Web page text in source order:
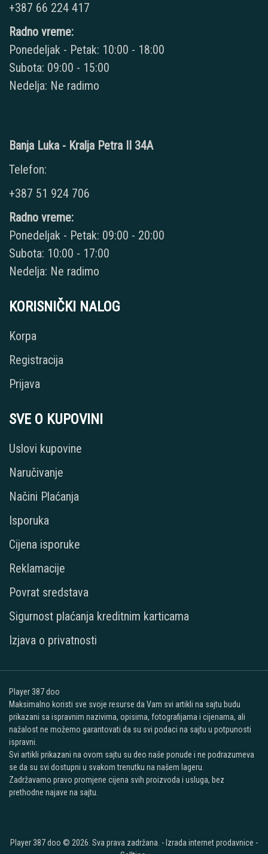
+387 66 224 417
Radno vreme:
Ponedeljak - Petak: 10:00 - 18:00
Subota: 09:00 - 15:00
Nedelja: Ne radimo
Banja Luka - Kralja Petra II 34A
Telefon:
+387 51 924 706
Radno vreme:
Ponedeljak - Petak: 09:00 - 20:00
Subota: 10:00 - 17:00
Nedelja: Ne radimo
KORISNIČKI NALOG
Korpa
Registracija
Prijava
SVE O KUPOVINI
Uslovi kupovine
Naručivanje
Načini Plaćanja
Isporuka
Cijena isporuke
Reklamacije
Povrat sredstava
Sigurnost plaćanja kreditnim karticama
Izjava o privatnosti
Player 387 doo
Maksimalno koristi sve svoje resurse da Vam svi artikli na sajtu budu
prikazani sa ispravnim nazivima, opisima, fotografijama i cijenama, ali
nažalost ne možemo garantovati da su svi podaci na sajtu u potpunosti
ispravni.
Svi artikli prikazani na ovom sajtu su deo naše ponude i ne podrazumeva
se da su svi dostupni u svakom trenutku na našem lageru.
Zadržavamo pravo promjene cijena svih proizvoda i usluga, bez
prethodne najave na sajtu.
Player 387 doo © 2026. Sva prava zadržana. - Izrada internet prodavnice -